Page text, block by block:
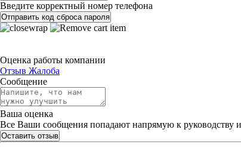
Введите корректный номер телефона
Отправить код сброса пароля
Оценка работы компании
Отзыв Жалоба
Сообщение
Ваша оценка
Все Ваши сообщения попадают напрямую к руководству
Оставить отзыв